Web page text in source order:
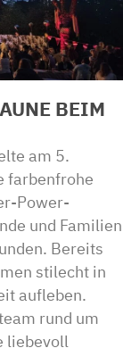
BEIM
am 5.
farbenfrohe
Power-
und Familien
Bereits
stilecht in
aufleben.
rund um
liebevoll